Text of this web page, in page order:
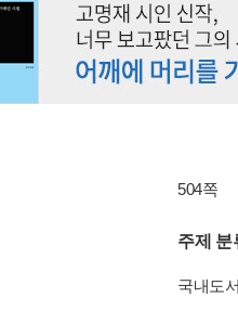
504쪽
주제 분
국내도